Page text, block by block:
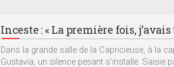
Inceste : « La première fois,
Dans la grande salle de la Capricieuse, à la
Gustavia, un silence pesant s’installe. Saisie